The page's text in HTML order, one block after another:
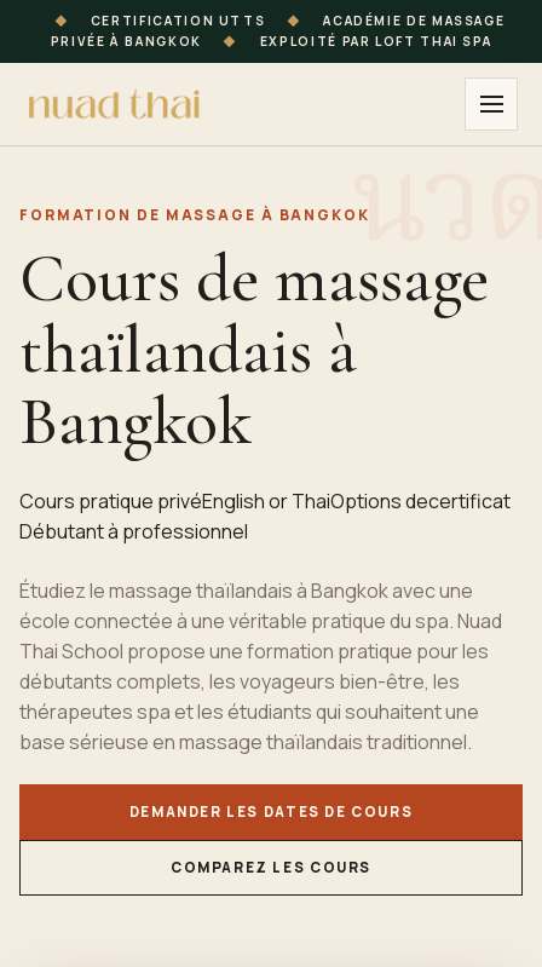
◆ CERTIFICATION UTTS ◆
ACADÉMIE DE MASSAGE
PRIVÉE À BANGKOK
◆ EXPLOITÉ PAR LOFT THAI SPA
FORMATION DE MASSAGE À BANGKOK
Cours de massage
thaïlandais à
Bangkok
Cours pratique privéEnglish or ThaiOptions decertificat
Débutant à professionnel
Étudiez le massage thaïlandais à Bangkok avec une
école connectée à une véritable pratique du spa. Nuad
Thai School propose une formation pratique pour les
débutants complets, les voyageurs bien-être, les
thérapeutes spa et les étudiants qui souhaitent une
base sérieuse en massage thaïlandais traditionnel.
DEMANDER LES DATES DE COURS
COMPAREZ LES COURS